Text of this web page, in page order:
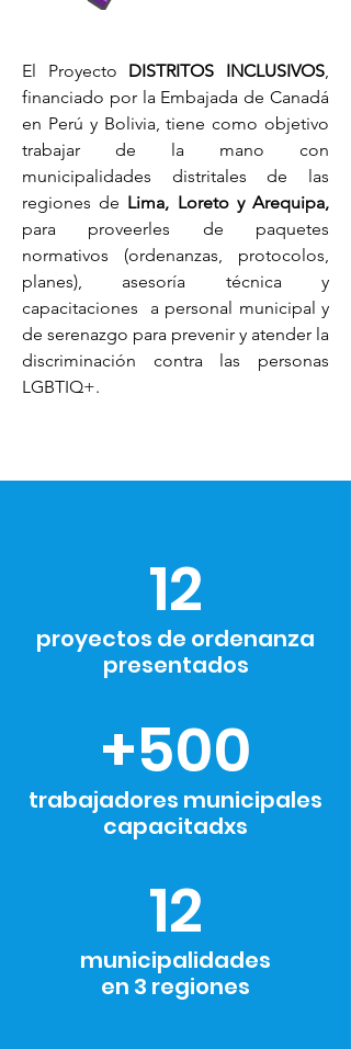
El Proyecto DISTRITOS INCLUSIVOS,
financiado por la Embajada de Canadá
en Perú y Bolivia, tiene como objetivo
trabajar de la mano con
municipalidades distritales de las
regiones de Lima, Loreto y Arequipa,
para proveerles de paquetes
normativos (ordenanzas, protocolos,
planes), asesoría técnica y
capacitaciones a personal municipal y
de serenazgo para prevenir y atender la
discriminación contra las personas
LGBTIQ+.
12
proyectos de ordenanza
presentados
+500
trabajadores municipales
capacitadxs
12
municipalidades
en 3 regiones